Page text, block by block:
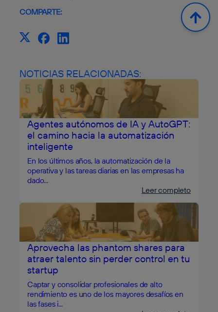
COMPARTE:
NOTICIAS RELACIONADAS:
Agentes autónomos de IA y AutoGPT:
el camino hacia la automatización
inteligente
En los últimos años, la automatización de la
operativa y las tareas diarias en las empresas ha
dado...
Leer completo
Aprovecha las phantom shares para
atraer talento sin perder control en tu
startup
Captar y consolidar profesionales de alto
rendimiento es uno de los mayores desafíos en
las fases i...